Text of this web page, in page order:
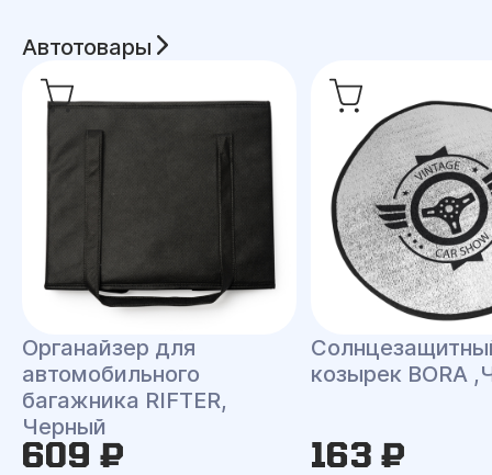
Автотовары
Органайзер для
автомобильного
багажника RIFTER,
Черный
609 ₽
козырек BORA
163 ₽